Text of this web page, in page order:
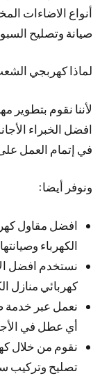
أنواع الاضاءات
صيانة وتصليح
لماذا كهربجي
لأننا نقوم
افضل الخبراء
في إتمام العمل
ونوفر أيضا:
افضل مقاول
الكهرباء
نستخدم افضل
كهربائي منازل
نعمل عبر خدمة
أي عطل في
نقوم من خلال
تصليح وتركيب